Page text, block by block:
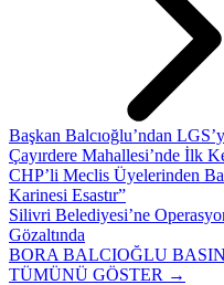
Başkan Balcıoğlu’ndan
Çayırdere Mahallesi’nde İlk
CHP’li Meclis Üyelerinden
Karinesi Esastır”
Silivri Belediyesi’ne
Gözaltında
BORA BALCIOĞLU
TÜMÜNÜ GÖSTER →